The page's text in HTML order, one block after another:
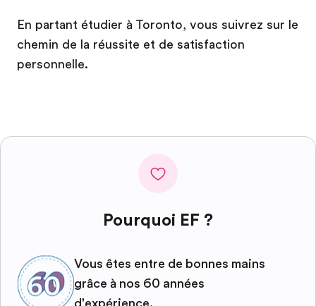
En partant étudier à Toronto, vous suivrez sur le
chemin de la réussite et de satisfaction
personnelle.
Pourquoi EF ?
Vous êtes entre de bonnes mains
grâce à nos 60 années
d'expérience.